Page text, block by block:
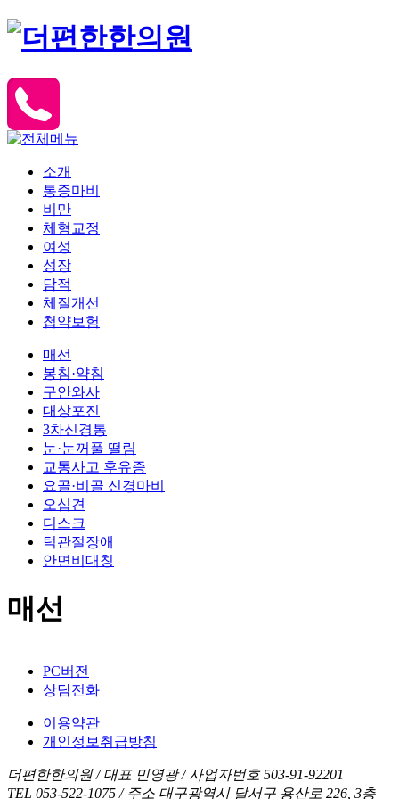
소개
통증마비
비만
체형교정
여성
성장
담적
체질개선
첩약보험
매선
봉침·약침
구안와사
대상포진
3차신경통
눈·눈꺼풀 떨림
교통사고 후유증
요골·비골 신경마비
오십견
디스크
턱관절장애
안면비대칭
매선
PC버전
상담전화
이용약관
개인정보취급방침
더편한한의원 / 대표 민영광 / 사업자번호 503-91-92201
TEL 053-522-1075 / 주소 대구광역시 달서구 용산로 226, 3층